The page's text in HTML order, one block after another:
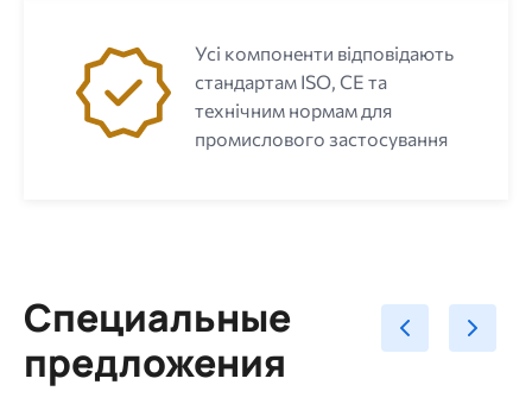
Усі компоненти відповідають
стандартам ISO, CE та
технічним нормам для
промислового застосування
Специальные
предложения